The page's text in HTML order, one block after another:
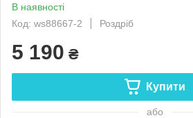
В наявності
Код: ws88667-2
Роздріб
5 190 ₴
Купити
або